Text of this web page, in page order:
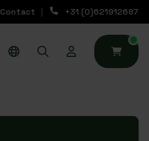
Contact +31 (0)621912687
0